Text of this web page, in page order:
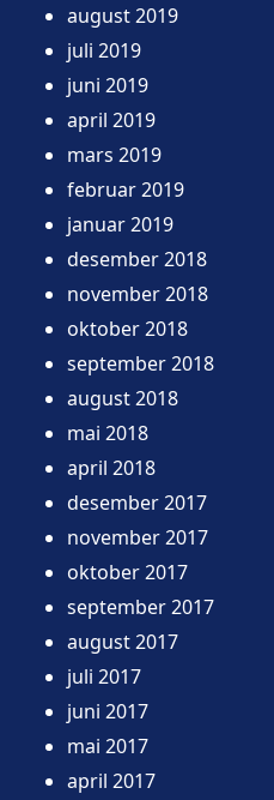
august 2019
juli 2019
juni 2019
april 2019
mars 2019
februar 2019
januar 2019
desember 2018
november 2018
oktober 2018
september 2018
august 2018
mai 2018
april 2018
desember 2017
november 2017
oktober 2017
september 2017
august 2017
juli 2017
juni 2017
mai 2017
april 2017